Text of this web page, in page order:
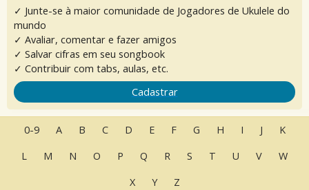
✓ Junte-se à maior comunidade de Jogadores de Ukulele do
mundo
✓ Avaliar, comentar e fazer amigos
✓ Salvar cifras em seu songbook
✓ Contribuir com tabs, aulas, etc.
Cadastrar
0-9 A B C D E F G H I J
K
L
M N O P Q R S T U V
W
X
Y Z